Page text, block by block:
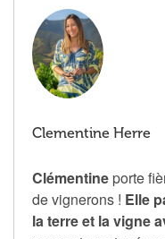
Clementine Herre
Clémentine porte
de vignerons ! Elle
la terre et la vigne